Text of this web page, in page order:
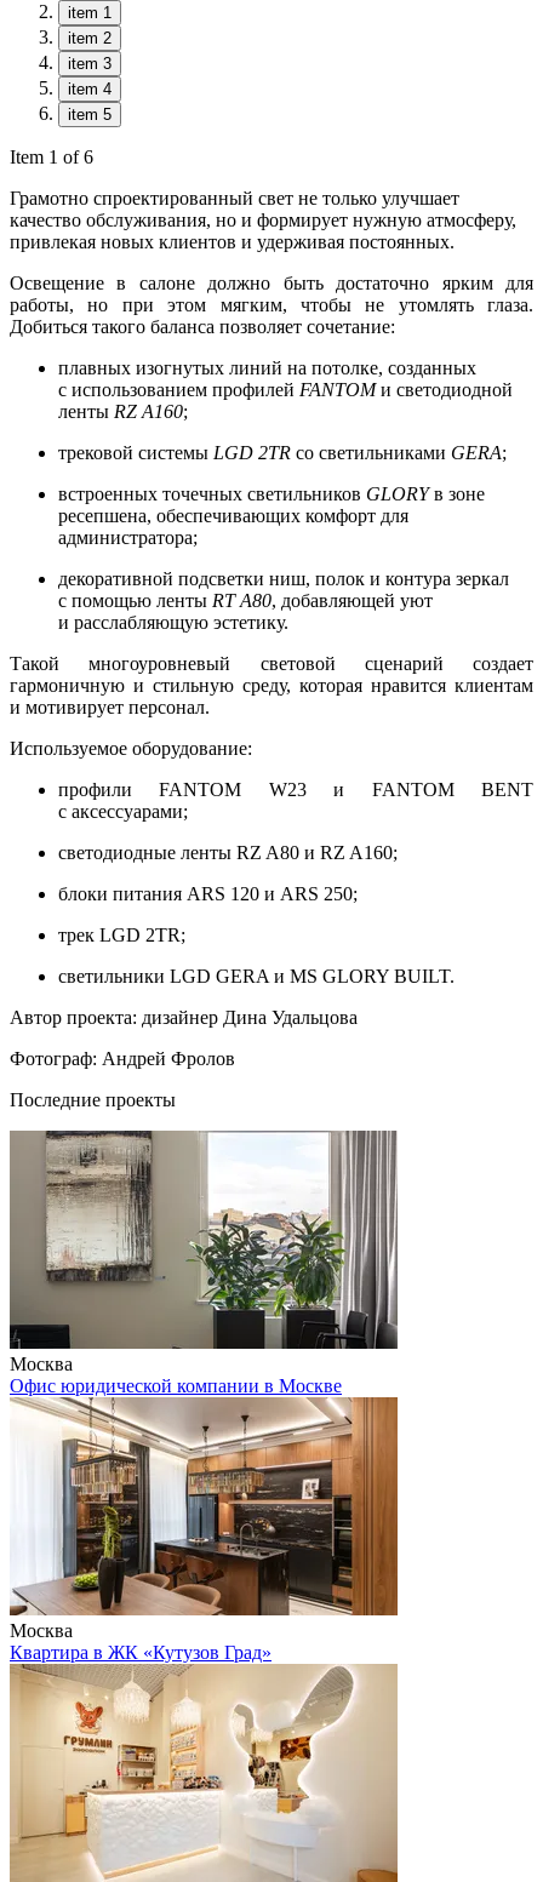
item 1
item 2
item 3
item 4
item 5
Item 1 of 6
Грамотно спроектированный свет не только улучшает
качество обслуживания, но и формирует нужную атмосферу,
привлекая новых клиентов и удерживая постоянных.
Освещение в салоне должно быть достаточно ярким для
работы, но при этом мягким, чтобы не утомлять глаза.
Добиться такого баланса позволяет сочетание:
плавных изогнутых линий на потолке, созданных
с использованием профилей FANTOMи светодиодной
ленты RZ A160;
трековой системы LGD 2TR со светильниками GERA;
встроенных точечных светильников GLORYв зоне
ресепшена, обеспечивающих комфорт для
администратора;
декоративной подсветки ниш, полок и контура зеркал
с помощью ленты RT A80, добавляющей уют
и расслабляющую эстетику.
Такой многоуровневый световой сценарий создает
гармоничную и стильную среду, которая нравится клиентам
и мотивирует персонал.
Используемое оборудование:
профили FANTOM W23 и FANTOM BENT
с аксессуарами;
светодиодные ленты RZ A80 и RZ A160;
блоки питания ARS 120 и ARS 250;
трек LGD 2TR;
светильники LGD GERA и MS GLORY BUILT.
Автор проекта: дизайнер Дина Удальцова
Фотограф: Андрей Фролов
Последние проекты
Москва
Офис юридической компании в Москве
Москва
Квартира в ЖК «Кутузов Град»